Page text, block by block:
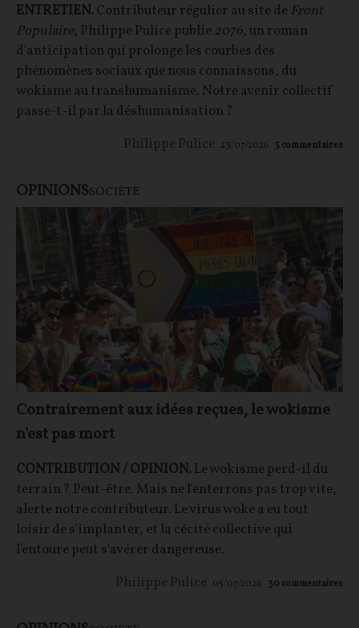
ENTRETIEN.Contributeur régulier au site de Front
Populaire, Philippe Pulice publie 2076, un roman
d'anticipation qui prolonge les courbes des
phénomènes sociaux que nous connaissons, du
wokisme au transhumanisme. Notre avenir collectif
passe-t-il par la déshumanisation ?
Philippe Pulice 23/07/2026 5 commentaires
OPINIONSSOCIÉTÉ
Contrairement aux idées reçues, le wokisme
n'est pas mort
CONTRIBUTION / OPINION.Le wokisme perd-il du
terrain ? Peut-être. Mais ne l'enterrons pas trop vite,
alerte notre contributeur. Le virus woke a eu tout
loisir de s'implanter, et la cécité collective qui
l'entoure peut s'avérer dangereuse.
Philippe Pulice 05/07/2026 30 commentaires